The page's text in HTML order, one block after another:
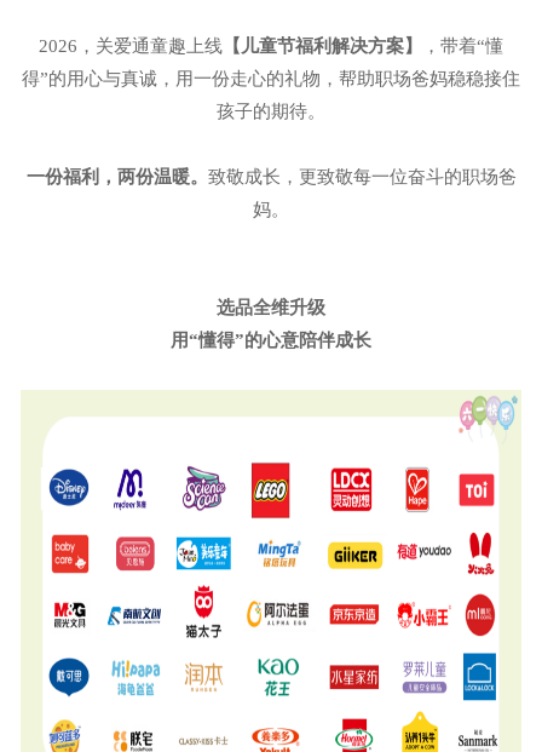
2026，关爱通童趣上线 【儿童节福利解决方案】 ，带着“懂
得”的用心与真诚，用一份走心的礼物，帮助职场爸妈稳稳接住
孩子的期待。
一份福利，两份温暖。 致敬成长，更致敬每一位奋斗的职场爸
妈。
选品全维升级
用“懂得”的心意陪伴成长